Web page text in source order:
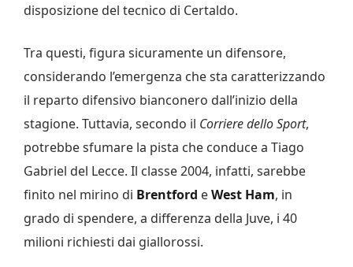
disposizione del tecnico di Certaldo.
Tra questi, figura sicuramente un difensore,
considerando l’emergenza che sta caratterizzando
il reparto difensivo bianconero dall’inizio della
stagione. Tuttavia, secondo il Corriere dello Sport,
potrebbe sfumare la pista che conduce a Tiago
Gabriel del Lecce. Il classe 2004, infatti, sarebbe
finito nel mirino di Brentford eWest Ham, in
grado di spendere, a differenza della Juve, i 40
milioni richiesti dai giallorossi.